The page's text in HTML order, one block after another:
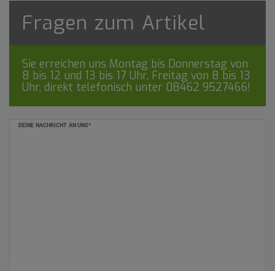
Fragen zum Artikel
Sie erreichen uns Montag bis Donnerstag von
8 bis 12 und 13 bis 17 Uhr, Freitag von 8 bis 13
Uhr, direkt telefonisch unter 08462 9527466!
DEINE NACHRICHT AN UNS*
Ceres::Template.mailFormHoneypotLabel